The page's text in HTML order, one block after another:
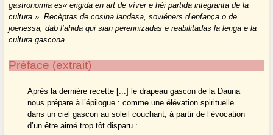
gastronomia es« erigida en art de víver e hèi partida integranta de la
cultura ». Recèptas de cosina landesa, soviéners d’enfança o de
joenessa, dab l’ahida qui sian perennizadas e reabilitadas la lenga e la
cultura gascona.
Préface (extrait)
Après la dernière recette [...] le drapeau gascon de la Dauna
nous prépare à l’épilogue : comme une élévation spirituelle
dans un ciel gascon au soleil couchant, à partir de l’évocation
d’un être aimé trop tôt disparu :